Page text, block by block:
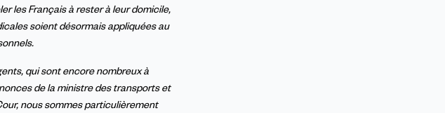
les Français à rester à leur domicile,
soient désormais appliquées au
qui sont encore nombreux à
de la ministre des transports et
nous sommes particulièrement